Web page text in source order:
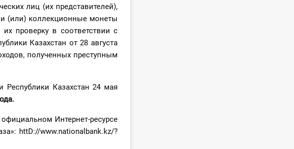
лиц (их представителей),
(или) коллекционные монеты
проверку в соответствии с
Казахстан от 28 августа
полученных преступным
Республики Казахстан 24 мая
Интернет-ресурсе
httD://www.nationalbank.kz/?